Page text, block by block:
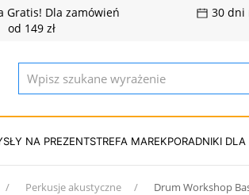
Gratis! Dla zamówień
od 149 zł
30 dni
NA PREZENTSTREFA MAREKPORADNIKI
Perkusje akustyczne Drum Workshop